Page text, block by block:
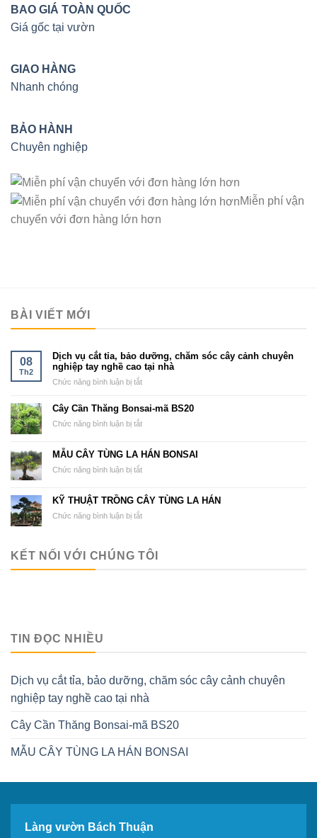
BAO GIÁ TOÀN QUỐC
Giá gốc tại vườn
GIAO HÀNG
Nhanh chóng
BẢO HÀNH
Chuyên nghiệp
Miễn phí vận
chuyển với đơn hàng lớn hơn
BÀI VIẾT MỚI
08
Th2
Dịch vụ cắt tỉa, bảo dưỡng, chăm sóc cây cảnh chuyên
nghiệp tay nghề cao tại nhà
Chức năng bình luận bị tắtở
vụ
tỉa,
dưỡng,
cảnh
chuyên
nghề
cao
Cây Cần Thăng Bonsai-mã BS20
Chức năng bình luận bị tắtở
Cần
Thăng
Bonsai-
BS20
MẪU CÂY TÙNG LA HÁN BONSAI
Chức năng bình luận bị tắtở
CÂY
TÙNG
LA
KỸ THUẬT TRỒNG CÂY TÙNG LA HÁN
Chức năng bình luận bị tắtở
TRỒNG
KẾT NỐI VỚI CHÚNG TÔI
TIN ĐỌC NHIỀU
Dịch vụ cắt tỉa, bảo dưỡng, chăm sóc cây cảnh chuyên
nghiệp tay nghề cao tại nhà
Cây Cần Thăng Bonsai-mã BS20
MẪU CÂY TÙNG LA HÁN BONSAI
Làng vườn Bách Thuận